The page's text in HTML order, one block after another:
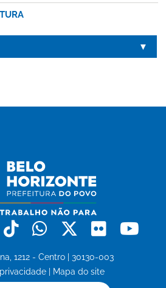
LinkedinTiktokWhatsapp
X Flickr
1212 - Centro | 30130-003
Mapa do site